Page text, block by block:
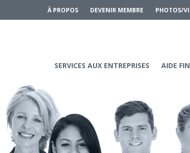
À PROPOS DEVENIR MEMBRE PHOTOS/
SERVICES AUX ENTREPRISES AIDE